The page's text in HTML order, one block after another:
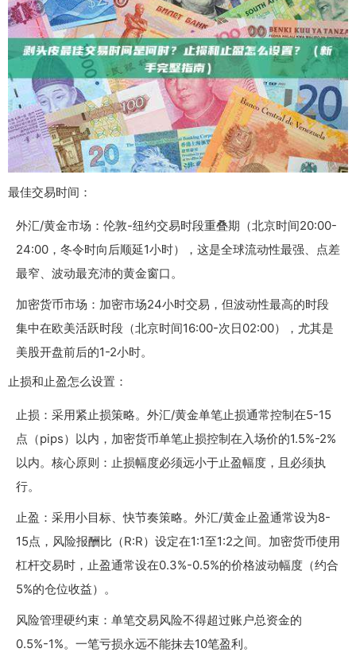
最佳交易时间：
外汇/黄金市场：伦敦-纽约交易时段重叠期（北京时间20:00-
24:00，冬令时向后顺延1小时），这是全球流动性最强、点差
最窄、波动最充沛的黄金窗口。
加密货币市场：加密市场24小时交易，但波动性最高的时段
集中在欧美活跃时段（北京时间16:00-次日02:00），尤其是
美股开盘前后的1-2小时。
止损和止盈怎么设置：
止损：采用紧止损策略。外汇/黄金单笔止损通常控制在5-15
点（pips）以内，加密货币单笔止损控制在入场价的1.5%-2%
以内。核心原则：止损幅度必须远小于止盈幅度，且必须执
行。
止盈：采用小目标、快节奏策略。外汇/黄金止盈通常设为8-
15点，风险报酬比（R:R）设定在1:1至1:2之间。加密货币使用
杠杆交易时，止盈通常设在0.3%-0.5%的价格波动幅度（约合
5%的仓位收益）。
风险管理硬约束：单笔交易风险不得超过账户总资金的
0.5%-1%。一笔亏损永远不能抹去10笔盈利。